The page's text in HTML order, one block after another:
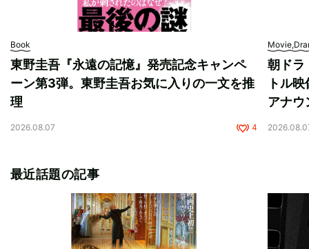
Book
東野圭吾『永遠の記憶』発売記念キャンペ
ーン第3弾。東野圭吾お気に入りの一文を推
理
2026.08.07 4
朝ドラ
トル
アナウ
最近話題の記事